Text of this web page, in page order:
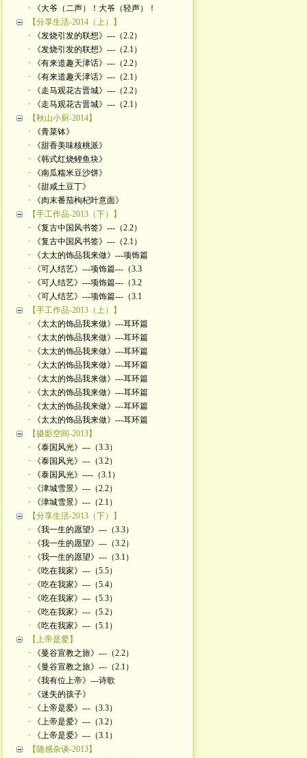
· 《大爷（二声）！大爷（轻声）！
【分享生活-2014（上）】
· 《发烧引发的联想》---（2.2）
· 《发烧引发的联想》---（2.1）
· 《有来道趣天津话》---（2.2）
· 《有来道趣天津话》---（2.1）
· 《走马观花古晋城》---（2.2）
· 《走马观花古晋城》---（2.1）
【秋山小厨-2014】
· 《青菜钵》
· 《甜香美味核桃派》
· 《韩式红烧鲤鱼块》
· 《南瓜糯米豆沙饼》
· 《甜咸土豆丁》
· 《肉末番茄枸杞叶意面》
【手工作品-2013（下）】
· 《复古中国风书签》---（2.2）
· 《复古中国风书签》---（2.1）
· 《太太的饰品我来做》---项饰篇
· 《可人结艺》---项饰篇---（3.3
· 《可人结艺》---项饰篇---（3.2
· 《可人结艺》---项饰篇---（3.1
【手工作品-2013（上）】
· 《太太的饰品我来做》---耳环篇
· 《太太的饰品我来做》---耳环篇
· 《太太的饰品我来做》---耳环篇
· 《太太的饰品我来做》---耳环篇
· 《太太的饰品我来做》---耳环篇
· 《太太的饰品我来做》---耳环篇
· 《太太的饰品我来做》---耳环篇
· 《太太的饰品我来做》---耳环篇
【摄影空间-2013】
· 《泰国风光》---（3.3）
· 《泰国风光》---（3.2）
· 《泰国风光》----（3.1）
· 《津城雪景》---（2.2）
· 《津城雪景》---（2.1）
【分享生活-2013（下）】
· 《我一生的愿望》---（3.3）
· 《我一生的愿望》---（3.2）
· 《我一生的愿望》---（3.1）
· 《吃在我家》---（5.5）
· 《吃在我家》---（5.4）
· 《吃在我家》---（5.3）
· 《吃在我家》---（5.2）
· 《吃在我家》---（5.1）
【上帝是爱】
· 《曼谷宣教之旅》---（2.2）
· 《曼谷宣教之旅》---（2.1）
· 《我有位上帝》---诗歌
· 《迷失的孩子》
· 《上帝是爱》---（3.3）
· 《上帝是爱》---（3.2）
· 《上帝是爱》---（3.1）
【随感杂谈-2013】